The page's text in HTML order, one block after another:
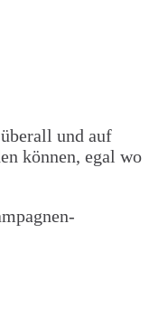
und auf
können, egal wo